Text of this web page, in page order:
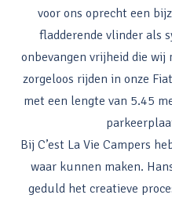
voor ons oprecht een
fladderende vlinder als
onbevangen vrijheid die wij
zorgeloos rijden in onze
met een lengte van 5.45
Bij C’est La Vie Campers
waar kunnen maken.
geduld het creatieve